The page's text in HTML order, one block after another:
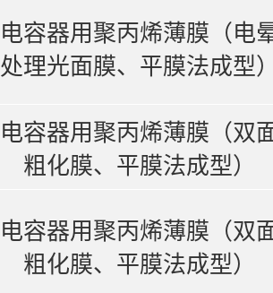
电容器用聚丙烯薄膜（电
处理光面膜、平膜法成型
电容器用聚丙烯薄膜（双
粗化膜、平膜法成型）
电容器用聚丙烯薄膜（双
粗化膜、平膜法成型）